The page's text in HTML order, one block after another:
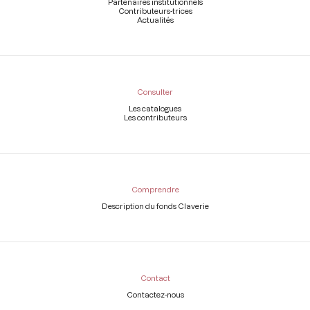
Contributeurs-trices
Actualités
Consulter
Les catalogues
Les contributeurs
Comprendre
Description du fonds Claverie
Contact
Contactez-nous